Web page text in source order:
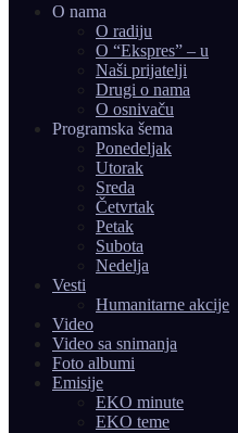
O nama
O radiju
O “Ekspres” – u
Naši prijatelji
Drugi o nama
O osnivaču
Programska šema
Ponedeljak
Utorak
Sreda
Četvrtak
Petak
Subota
Nedelja
Vesti
Humanitarne akcije
Video
Video sa snimanja
Foto albumi
Emisije
EKO minute
EKO teme